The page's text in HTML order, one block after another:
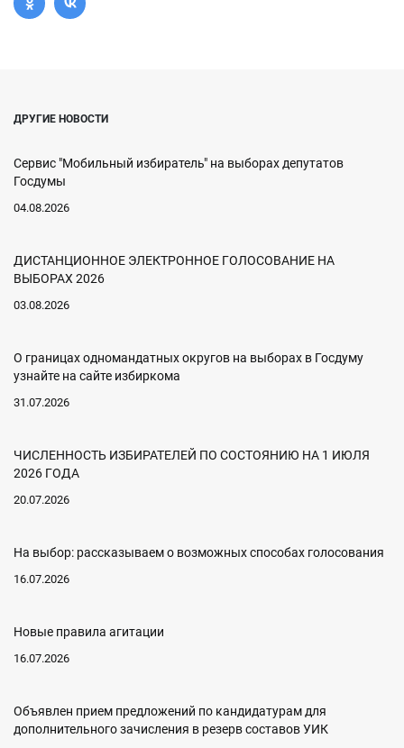
ДРУГИЕ НОВОСТИ
Сервис "Мобильный избиратель" на выборах депутатов
Госдумы
04.08.2026
ДИСТАНЦИОННОЕ ЭЛЕКТРОННОЕ ГОЛОСОВАНИЕ НА
ВЫБОРАХ 2026
03.08.2026
О границах одномандатных округов на выборах в Госдуму
узнайте на сайте избиркома
31.07.2026
ЧИСЛЕННОСТЬ ИЗБИРАТЕЛЕЙ ПО СОСТОЯНИЮ НА 1 ИЮЛЯ
2026 ГОДА
20.07.2026
На выбор: рассказываем о возможных способах голосования
16.07.2026
Новые правила агитации
16.07.2026
Объявлен прием предложений по кандидатурам для
дополнительного зачисления в резерв составов УИК